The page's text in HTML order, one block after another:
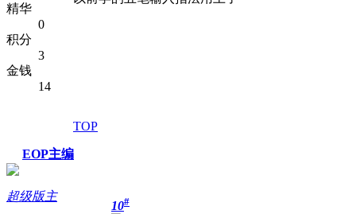
精华
0
积分
3
金钱
14
TOP
EOP主编
超级版主
10#